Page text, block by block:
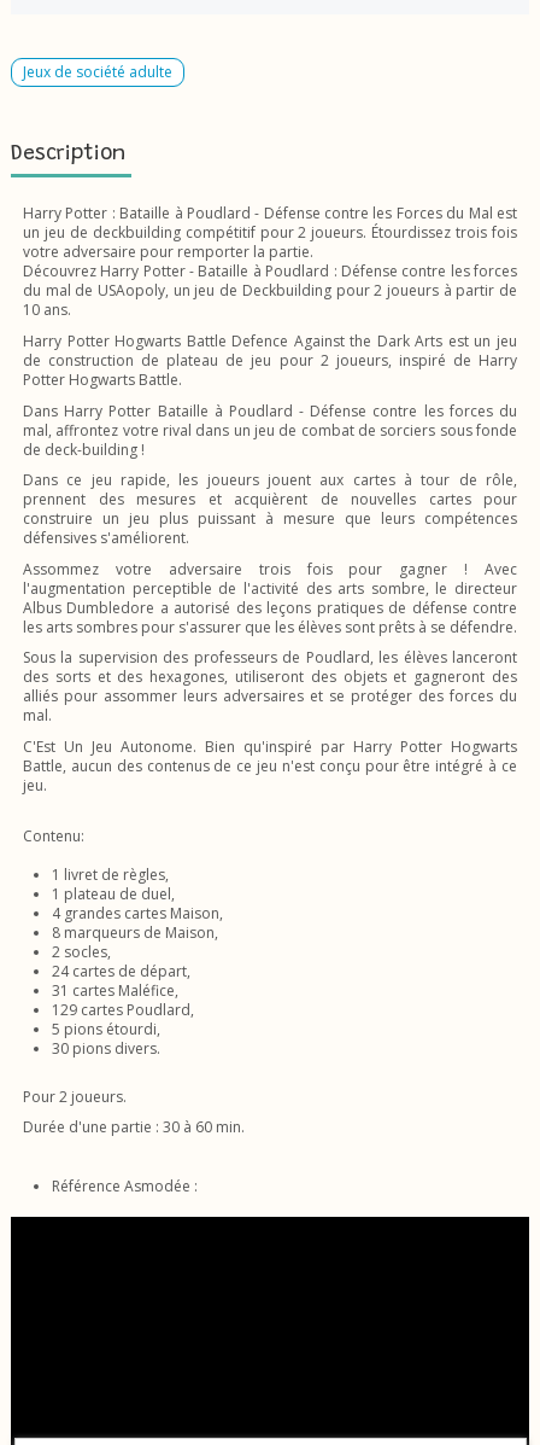
Jeux de société adulte
Description
Harry Potter : Bataille à Poudlard - Défense contre les Forces du Mal est
un jeu de deckbuilding compétitif pour 2 joueurs. Étourdissez trois fois
votre adversaire pour remporter la partie.
Découvrez Harry Potter - Bataille à Poudlard : Défense contre les forces
du mal de USAopoly, un jeu de Deckbuilding pour 2 joueurs à partir de
10 ans.
Harry Potter Hogwarts Battle Defence Against the Dark Arts est un jeu
de construction de plateau de jeu pour 2 joueurs, inspiré de Harry
Potter Hogwarts Battle.
Dans Harry Potter Bataille à Poudlard - Défense contre les forces du
mal, affrontez votre rival dans un jeu de combat de sorciers sous fonde
de deck-building !
Dans ce jeu rapide, les joueurs jouent aux cartes à tour de rôle,
prennent des mesures et acquièrent de nouvelles cartes pour
construire un jeu plus puissant à mesure que leurs compétences
défensives s'améliorent.
Assommez votre adversaire trois fois pour gagner ! Avec
l'augmentation perceptible de l'activité des arts sombre, le directeur
Albus Dumbledore a autorisé des leçons pratiques de défense contre
les arts sombres pour s'assurer que les élèves sont prêts à se défendre.
Sous la supervision des professeurs de Poudlard, les élèves lanceront
des sorts et des hexagones, utiliseront des objets et gagneront des
alliés pour assommer leurs adversaires et se protéger des forces du
mal.
C'Est Un Jeu Autonome. Bien qu'inspiré par Harry Potter Hogwarts
Battle, aucun des contenus de ce jeu n'est conçu pour être intégré à ce
jeu.
Contenu:
1 livret de règles,
1 plateau de duel,
4 grandes cartes Maison,
8 marqueurs de Maison,
2 socles,
24 cartes de départ,
31 cartes Maléfice,
129 cartes Poudlard,
5 pions étourdi,
30 pions divers.
Pour 2 joueurs.
Durée d'une partie : 30 à 60 min.
Référence Asmodée :